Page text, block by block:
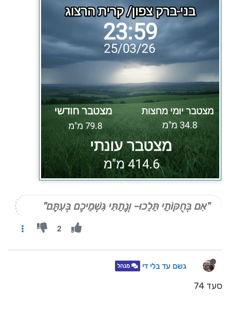
"אִם בְּחֻקּוֹתַי תֵּלֵכוּ- וְנָתַתִּי גִּשְׁמֵיכֶם בְּעִתָּם"
2
גשם עד בלי די מנהל
סעד 74